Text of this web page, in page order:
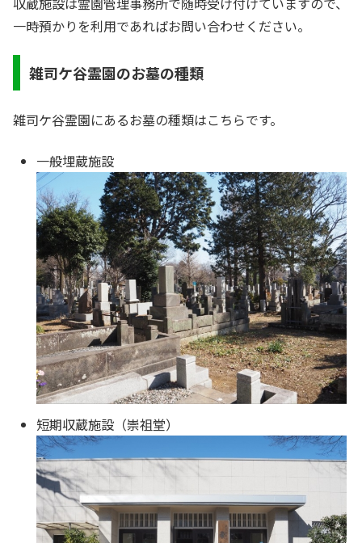
一時預かりを利用であればお問い合わせください。
雑司ケ谷霊園のお墓の種類
雑司ケ谷霊園にあるお墓の種類はこちらです。
一般埋蔵施設
短期収蔵施設（崇祖堂）